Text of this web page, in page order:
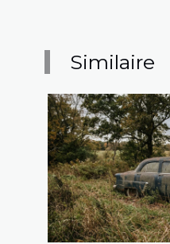
Similaire